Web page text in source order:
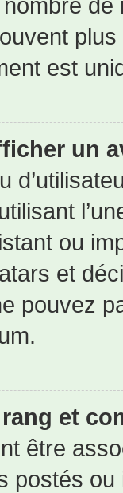
est
un
ou
et
pouvez
et
être
postés